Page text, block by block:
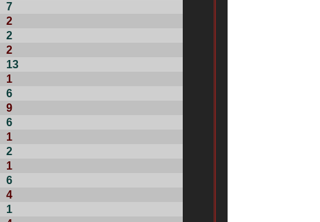
7
2
2
2
13
1
6
9
6
1
2
1
6
4
1